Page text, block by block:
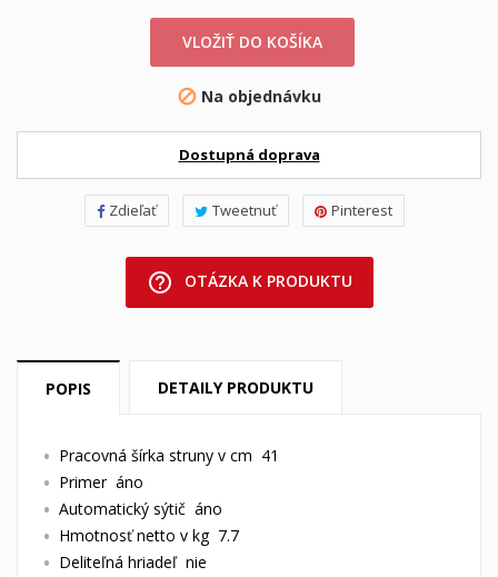
VLOŽIŤ DO KOŠÍKA
 Na objednávku
Dostupná doprava
Zdieľať Tweetnuť Pinterest
help_outline OTÁZKA K PRODUKTU
POPIS DETAILY PRODUKTU
Pracovná šírka struny v cm 41
Primer áno
Automatický sýtič áno
Hmotnosť netto v kg 7.7
Deliteľná hriadeľ nie